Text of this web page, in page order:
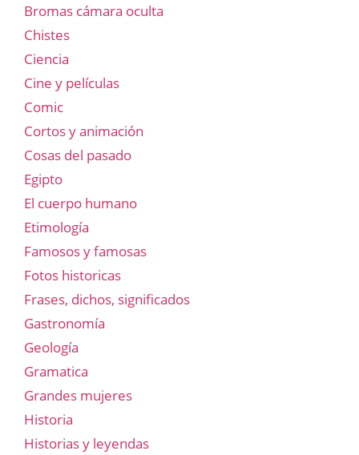
Bromas cámara oculta
Chistes
Ciencia
Cine y películas
Comic
Cortos y animación
Cosas del pasado
Egipto
El cuerpo humano
Etimología
Famosos y famosas
Fotos historicas
Frases, dichos, significados
Gastronomía
Geología
Gramatica
Grandes mujeres
Historia
Historias y leyendas